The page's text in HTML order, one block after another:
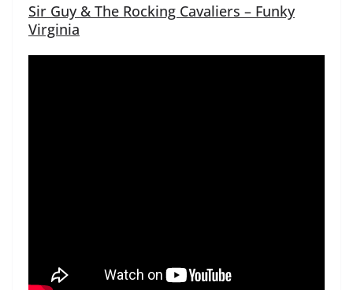
Sir Guy & The Rocking Cavaliers – Funky
Virginia